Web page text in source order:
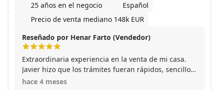
25 años en el negocio
Español
Precio de venta mediano 148k EUR
Reseñado por Henar Farto (Vendedor)
Extraordinaria experiencia en la venta de mi casa.
Javier hizo que los trámites fueran rápidos, sencillos
y siempre se mantuvo atento a todas las gestiones
hace 4 meses